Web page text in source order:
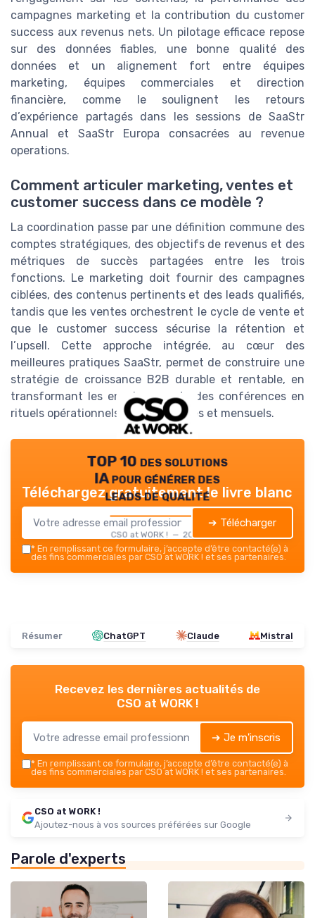
campagnes marketing et la contribution du customer
success aux revenus nets. Un pilotage efficace repose
sur des données fiables, une bonne qualité des
données et un alignement fort entre équipes
marketing, équipes commerciales et direction
financière, comme le soulignent les retours
d’expérience partagés dans les sessions de SaaStr
Annual et SaaStr Europa consacrées au revenue
operations.
Comment articuler marketing, ventes et
customer success dans ce modèle ?
La coordination passe par une définition commune des
comptes stratégiques, des objectifs de revenus et des
métriques de succès partagées entre les trois
fonctions. Le marketing doit fournir des campagnes
ciblées, des contenus pertinents et des leads qualifiés,
tandis que les ventes orchestrent le cycle de vente et
que le customer success sécurise la rétention et
l’upsell. Cette approche intégrée, au cœur des
meilleures pratiques SaaStr, permet de construire une
stratégie de croissance B2B durable et rentable, en
transformant les enseignements des conférences en
rituels opérationnels hebdomadaires et mensuels.
TOP 10 des solutions
IA pour générer des
leads de qualité
CSO at WORK ! — 2026
Téléchargez gratuitement le livre blanc
➔ Télécharger
* En remplissant ce formulaire, j’accepte d’être contacté(e) à
des fins commerciales par CSO at WORK ! et ses partenaires.
Résumer ChatGPT Claude Mistral
Recevez les dernières actualités de
CSO at WORK !
➔ Je m'inscris
* En remplissant ce formulaire, j’accepte d’être contacté(e) à
des fins commerciales par CSO at WORK ! et ses partenaires.
CSO at WORK !
Ajoutez-nous à vos sources préférées sur Google
Parole d'experts